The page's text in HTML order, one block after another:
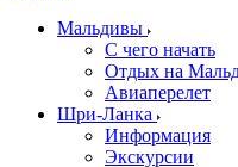
Мальдивы
С чего начать
Отдых на
Авиаперелет
Шри-Ланка
Информация
Экскурсии